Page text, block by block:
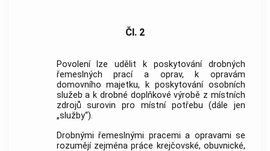
Čl. 2
Povolení lze udělit k poskytování drobných
řemeslných prací a oprav, k opravám
domovního majetku, k poskytování osobních
služeb a k drobné doplňkové výrobě z místních
zdrojů surovin pro místní potřebu (dále jen
„služby“).
Drobnými řemeslnými pracemi a opravami se
rozumějí zejména práce krejčovské, obuvnické,